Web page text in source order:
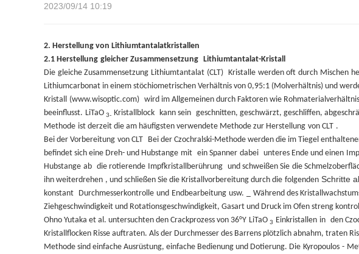
2023/09/14 10:19
2. Herstellung von Lithiumtantalatkristallen
2.1 Herstellung gleicher Zusammensetzung Lithiumtantalat-Kristall
Die gleiche Zusammensetzung Lithiumtantalat (CLT) Kristalle werden oft durch Mischen
Lithiumcarbonat in einem stöchiometrischen Verhältnis von 0,95:1 (Molverhältnis) und
Kristall (www.wisoptic.com) wird im Allgemeinen durch Faktoren wie
beeinflusst. LiTaO 3- Kristallblock kann sein geschnitten, geschwärzt, geschliffen,
Methode ist derzeit die am häufigsten verwendete Methode zur Herstellung von CLT .
Bei der Vorbereitung von CLT Bei der Czochralski-Methode werden die im Tiegel
befindet sich eine Dreh- und Hubstange mit ein Spanner dabei unteres Ende und einen
Hubstange ab die rotierende Impfkristallberührung und schweißen Sie die
ihn weiterdrehen , und schließen Sie die Kristallvorbereitung durch die folgenden Schritte
konstant Durchmesserkontrolle und Endbearbeitung usw.
Während des
Ziehgeschwindigkeit und Rotationsgeschwindigkeit, Gasart und Druck im Ofen streng
Ohno Yutaka et al. untersuchten den Crackprozess von 36°Y LiTaO 3 Einkristallen in den
Kristallflocken Risse auftraten. Als der Durchmesser des Barrens plötzlich abnahm, traten
Methode sind einfache Ausrüstung, einfache Bedienung und Dotierung. Die Kyropoulos -